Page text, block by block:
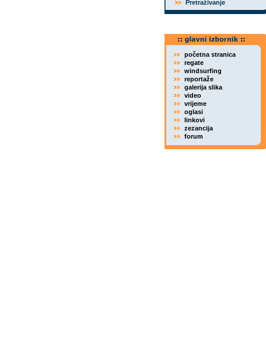
Pretraživanje
početna stranica
regate
windsurfing
reportaže
galerija slika
video
vrijeme
oglasi
linkovi
zezancija
forum